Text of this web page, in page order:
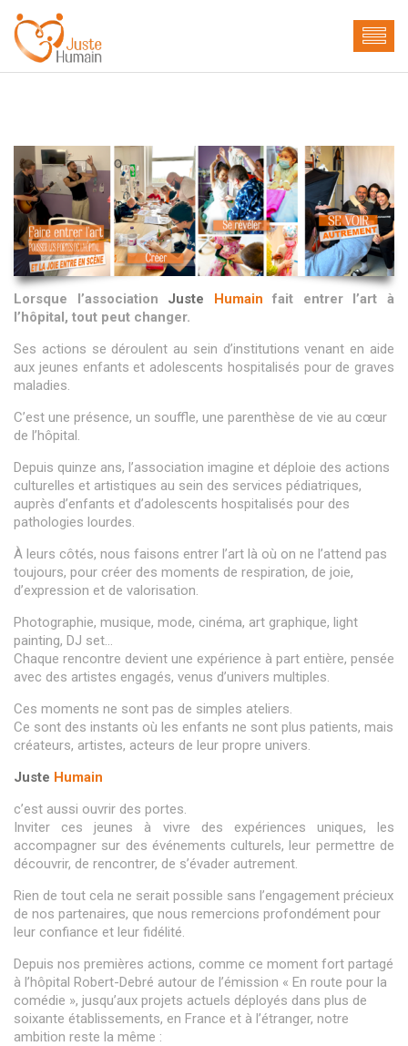
Lorsque l’association Juste Humainfait entrer l’art à
l’hôpital, tout peut changer.
Ses actions se déroulent au sein d’institutions venant en aide
aux jeunes enfants et adolescents hospitalisés pour de graves
maladies.
C’est une présence, un souffle, une parenthèse de vie au cœur
de l’hôpital.
Depuis quinze ans, l’association imagine et déploie des actions
culturelles et artistiques au sein des services pédiatriques,
auprès d’enfants et d’adolescents hospitalisés pour des
pathologies lourdes.
À leurs côtés, nous faisons entrer l’art là où on ne l’attend pas
toujours, pour créer des moments de respiration, de joie,
d’expression et de valorisation.
Photographie, musique, mode, cinéma, art graphique, light
painting, DJ set…
Chaque rencontre devient une expérience à part entière, pensée
avec des artistes engagés, venus d’univers multiples.
Ces moments ne sont pas de simples ateliers.
Ce sont des instants où les enfants ne sont plus patients, mais
créateurs, artistes, acteurs de leur propre univers.
Juste Humain
c’est aussi ouvrir des portes.
Inviter ces jeunes à vivre des expériences uniques, les
accompagner sur des événements culturels, leur permettre de
découvrir, de rencontrer, de s’évader autrement.
Rien de tout cela ne serait possible sans l’engagement précieux
de nos partenaires, que nous remercions profondément pour
leur confiance et leur fidélité.
Depuis nos premières actions, comme ce moment fort partagé
à l’hôpital Robert-Debré autour de l’émission « En route pour la
comédie », jusqu’aux projets actuels déployés dans plus de
soixante établissements, en France et à l’étranger, notre
ambition reste la même :